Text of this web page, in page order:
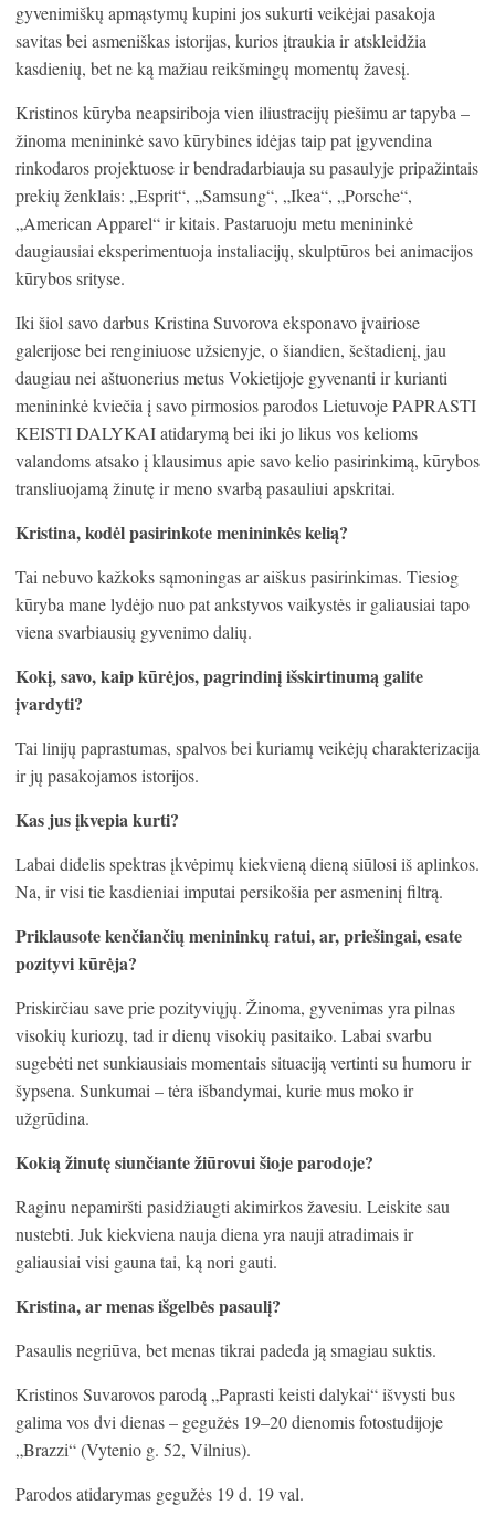
gyvenimiškų apmąstymų kupini jos sukurti veikėjai pasakoja
savitas bei asmeniškas istorijas, kurios įtraukia ir atskleidžia
kasdienių, bet ne ką mažiau reikšmingų momentų žavesį.
Kristinos kūryba neapsiriboja vien iliustracijų piešimu ar tapyba –
žinoma menininkė savo kūrybines idėjas taip pat įgyvendina
rinkodaros projektuose ir bendradarbiauja su pasaulyje pripažintais
prekių ženklais: „Esprit“, „Samsung“, „Ikea“, „Porsche“,
„American Apparel“ ir kitais. Pastaruoju metu menininkė
daugiausiai eksperimentuoja instaliacijų, skulptūros bei animacijos
kūrybos srityse.
Iki šiol savo darbus Kristina Suvorova eksponavo įvairiose
galerijose bei renginiuose užsienyje, o šiandien, šeštadienį, jau
daugiau nei aštuonerius metus Vokietijoje gyvenanti ir kurianti
menininkė kviečia į savo pirmosios parodos Lietuvoje PAPRASTI
KEISTI DALYKAI atidarymą bei iki jo likus vos kelioms
valandoms atsako į klausimus apie savo kelio pasirinkimą, kūrybos
transliuojamą žinutę ir meno svarbą pasauliui apskritai.
Kristina, kodėl pasirinkote menininkės kelią?
Tai nebuvo kažkoks sąmoningas ar aiškus pasirinkimas. Tiesiog
kūryba mane lydėjo nuo pat ankstyvos vaikystės ir galiausiai tapo
viena svarbiausių gyvenimo dalių.
Kokį, savo, kaip kūrėjos, pagrindinį išskirtinumą galite
įvardyti?
Tai linijų paprastumas, spalvos bei kuriamų veikėjų charakterizacija
ir jų pasakojamos istorijos.
Kas jus įkvepia kurti?
Labai didelis spektras įkvėpimų kiekvieną dieną siūlosi iš aplinkos.
Na, ir visi tie kasdieniai imputai persikošia per asmeninį filtrą.
Priklausote kenčiančių menininkų ratui, ar, priešingai, esate
pozityvi kūrėja?
Priskirčiau save prie pozityviųjų. Žinoma, gyvenimas yra pilnas
visokių kuriozų, tad ir dienų visokių pasitaiko. Labai svarbu
sugebėti net sunkiausiais momentais situaciją vertinti su humoru ir
šypsena. Sunkumai – tėra išbandymai, kurie mus moko ir
užgrūdina.
Kokią žinutę siunčiante žiūrovui šioje parodoje?
Raginu nepamiršti pasidžiaugti akimirkos žavesiu. Leiskite sau
nustebti. Juk kiekviena nauja diena yra nauji atradimais ir
galiausiai visi gauna tai, ką nori gauti.
Kristina, ar menas išgelbės pasaulį?
Pasaulis negriūva, bet menas tikrai padeda ją smagiau suktis.
Kristinos Suvarovos parodą „Paprasti keisti dalykai“ išvysti bus
galima vos dvi dienas – gegužės 19–20 dienomis fotostudijoje
„Brazzi“ (Vytenio g. 52, Vilnius).
Parodos atidarymas gegužės 19 d. 19 val.